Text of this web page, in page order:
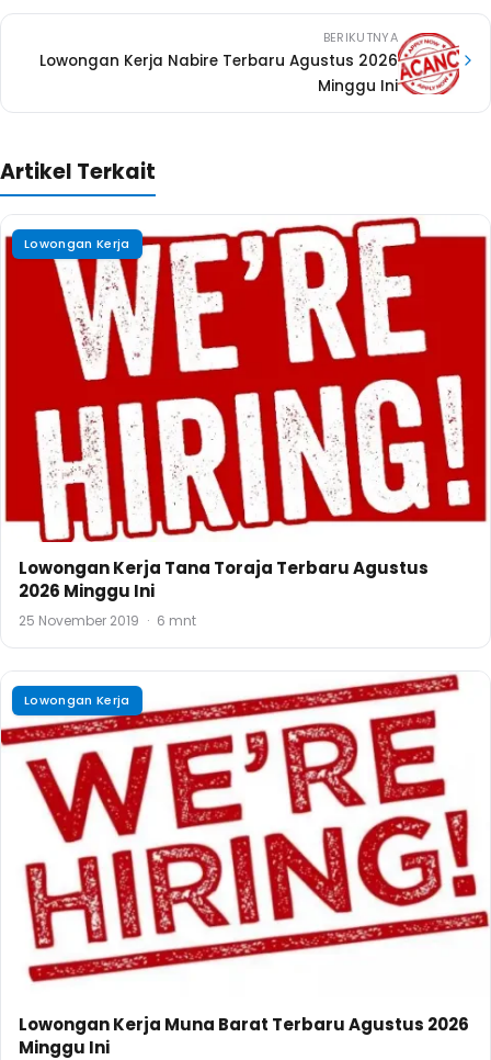
BERIKUTNYA
Lowongan Kerja Nabire Terbaru Agustus 2026
Minggu Ini
Artikel Terkait
Lowongan Kerja
Lowongan Kerja Tana Toraja Terbaru Agustus
2026 Minggu Ini
25 November 2019 · 6 mnt
Lowongan Kerja
Lowongan Kerja Muna Barat Terbaru Agustus 2026
Minggu Ini